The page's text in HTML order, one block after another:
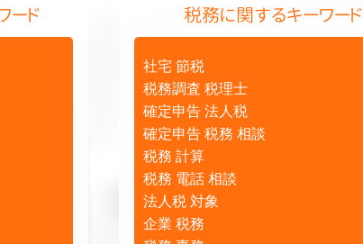
ード 税務に関するキーワード
社宅 節税
税務調査 税理士
確定申告 法人税
確定申告 税務 相談
税務 計算
税務 電話 相談
法人税 対象
企業 税務